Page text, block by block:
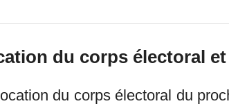
du corps électoral
du corps électoral du